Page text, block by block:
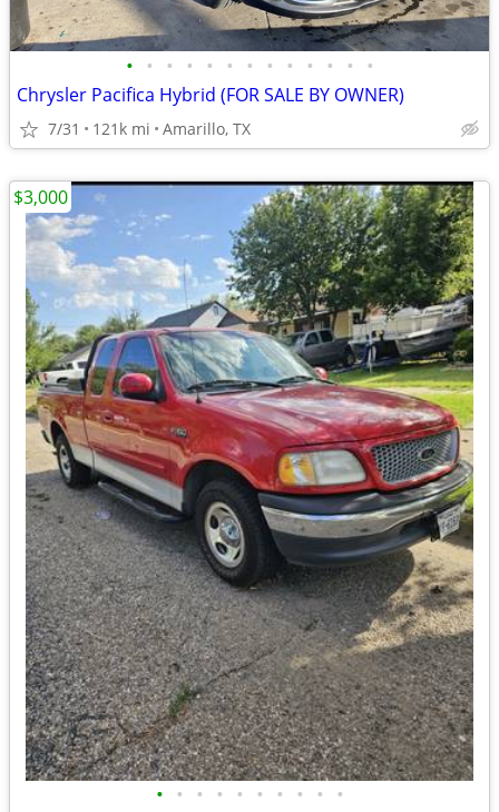
• • • • • • • • • • • • •
Chrysler Pacifica Hybrid (FOR SALE BY OWNER)
7/31 121k mi Amarillo, TX
• • • • • • • • • •
$3,000